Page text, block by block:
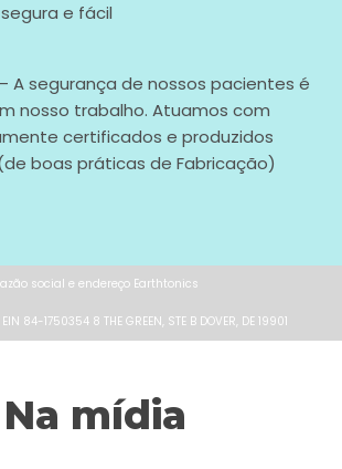
e fácil
– A segurança de nossos pacientes é
nosso trabalho. Atuamos com
certificados e produzidos
boas práticas de Fabricação)
social e endereço Earthtonics
84-1750354 8 THE GREEN, STE B DOVER, DE 19901
Na mídia